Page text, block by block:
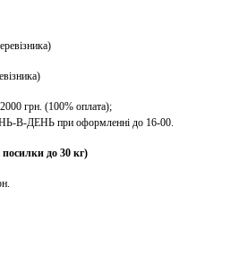
грн. (100% оплата);
В-ДЕНЬ при оформленні до 16-00.
до 30 кг)